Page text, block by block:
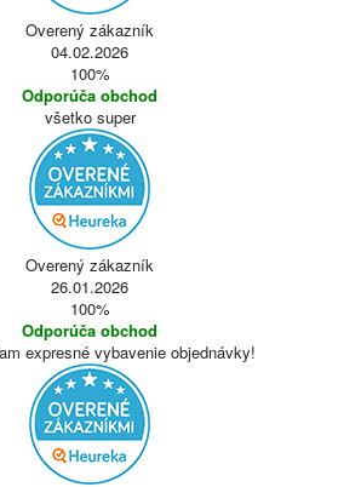
Overený zákazník
04.02.2026
100%
Odporúča obchod
všetko super
Overený zákazník
26.01.2026
100%
Odporúča obchod
expresné vybavenie objednávky!